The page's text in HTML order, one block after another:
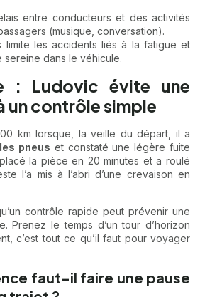
entre conducteurs et des activités
(musique, conversation).
limite les accidents liés à la fatigue et
sereine dans le véhicule.
: Ludovic évite une
un contrôle simple
km lorsque, la veille du départ, il a
pneus et constaté une légère fuite
la pièce en 20 minutes et a roulé
l’a mis à l’abri d’une crevaison en
contrôle rapide peut prévenir une
Prenez le temps d’un tour d’horizon
c’est tout ce qu’il faut pour voyager
faut-il faire une pause